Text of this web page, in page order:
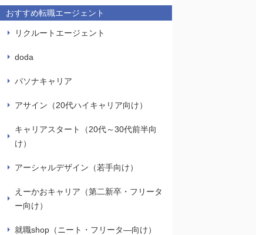
おすすめ転職エージェント
リクルートエージェント
doda
パソナキャリア
アサイン（20代ハイキャリア向け）
キャリアスタート（20代～30代前半向
け）
アーシャルデザイン（若手向け）
えーかおキャリア（第二新卒・フリータ
ー向け）
就職shop（ニート・フリータ―向け）